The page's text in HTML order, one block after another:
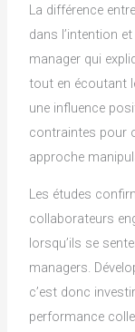
La différence
dans l’intention
manager qui
tout en écoutant
une influence
contraintes pour
approche
Les études
collaborateurs
lorsqu’ils se
managers.
c’est donc
performance